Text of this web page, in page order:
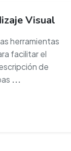
Visual
herramientas
facilitar el
de
...